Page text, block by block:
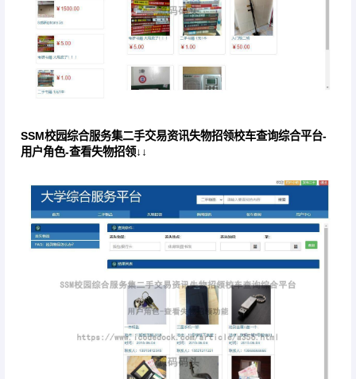
SSM校园综合服务集二手交易资讯失物招领校车查询综合平台-
用户角色-查看失物招领↓↓